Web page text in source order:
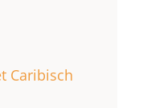
Caribisch